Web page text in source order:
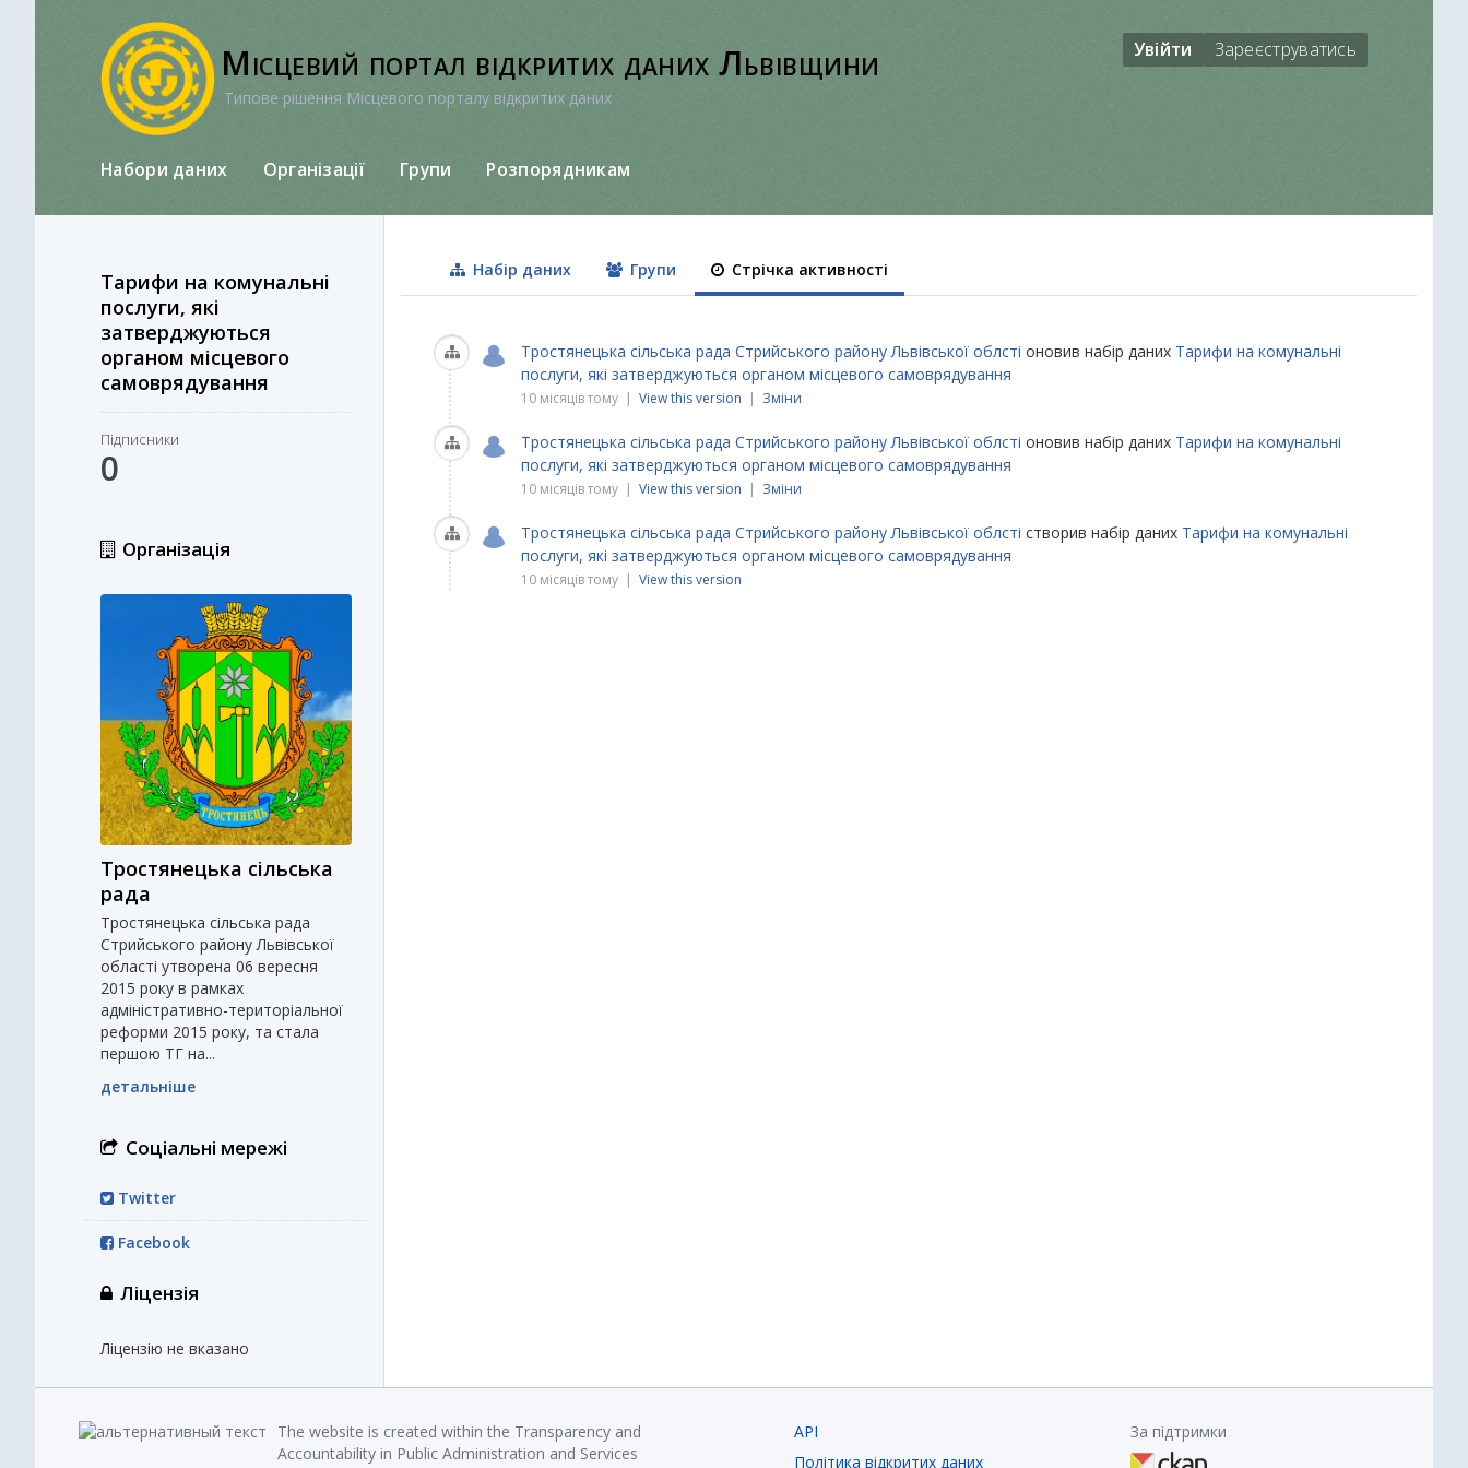
Місцевий портал відкритих даних Львівщини
Типове рішення Місцевого порталу відкритих даних
Увійти Зареєструватись
Набори даних Організації Групи Розпорядникам
Тарифи на комунальні
послуги, які
затверджуються
органом місцевого
самоврядування
Підписники
0
Організація
Тростянецька сільська
рада
Тростянецька сільська рада
Стрийського району Львівської
області утворена 06 вересня
2015 року в рамках
адміністративно-територіальної
реформи 2015 року, та стала
першою ТГ на...
детальніше
Соціальні мережі
Twitter
Facebook
Ліцензія
Ліцензію не вказано
Набір даних Групи Стрічка активності
Тростянецька сільська рада Стрийського району Львівської облсті оновив набір даних Тарифи на комунальні
послуги, які затверджуються органом місцевого самоврядування
10 місяців тому | View this version | Зміни
Тростянецька сільська рада Стрийського району Львівської облсті оновив набір даних Тарифи на комунальні
послуги, які затверджуються органом місцевого самоврядування
10 місяців тому | View this version | Зміни
Тростянецька сільська рада Стрийського району Львівської облсті створив набір даних Тарифи на комунальні
послуги, які затверджуються органом місцевого самоврядування
10 місяців тому | View this version
The website is created within the Transparency and
Accountability in Public Administration and Services
API
Політика відкритих даних
За підтримки